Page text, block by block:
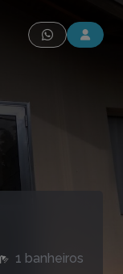
1 banheiros